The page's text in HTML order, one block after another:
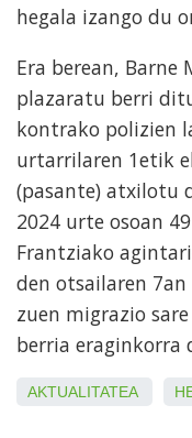
hegala izango du
Era berean,
plazaratu berri
kontrako polizien
urtarrilaren 1etik
(pasante) atxilotu
2024 urte osoan
Frantziako
den otsailaren
zuen migrazio
berria eraginkorra
AKTUALITATEA